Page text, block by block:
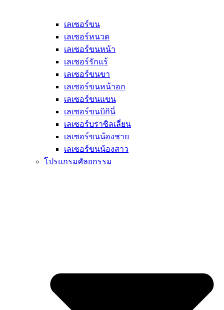
เลเซอร์ขน
เลเซอร์หนวด
เลเซอร์ขนหน้า
เลเซอร์รักแร้
เลเซอร์ขนขา
เลเซอร์ขนหน้าอก
เลเซอร์ขนแขน
เลเซอร์ขนบิกินี่
เลเซอร์บราซิลเลี่ยน
เลเซอร์ขนน้องชาย
เลเซอร์ขนน้องสาว
โปรแกรมศัลยกรรม